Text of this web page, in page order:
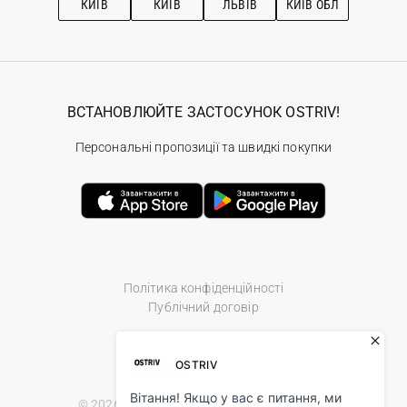
КИЇВ КИЇВ ЛЬВІВ КИЇВ ОБЛ
Політика конфіденційності
Публічний договір
ВСТАНОВЛЮЙТЕ ЗАСТОСУНОК OSTRIV!
Персональні пропозиції та швидкі покупки